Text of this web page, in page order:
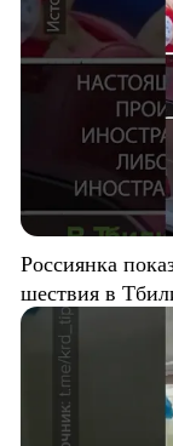
Россиянка
шествия в